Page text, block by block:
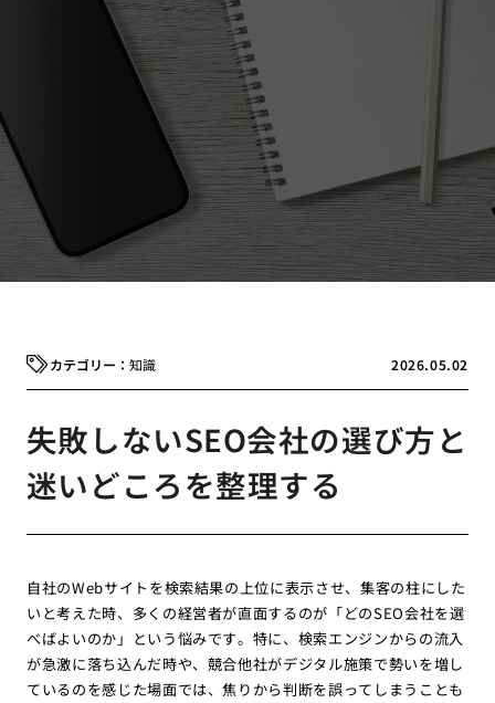
2026.05.02
知識
失敗しないSEO会社の選び方と
迷いどころを整理する
自社のWebサイトを検索結果の上位に表示させ、集客の柱にした
いと考えた時、多くの経営者が直面するのが「どのSEO会社を選
べばよいのか」という悩みです。特に、検索エンジンからの流入
が急激に落ち込んだ時や、競合他社がデジタル施策で勢いを増し
ているのを感じた場面では、焦りから判断を誤ってしまうことも